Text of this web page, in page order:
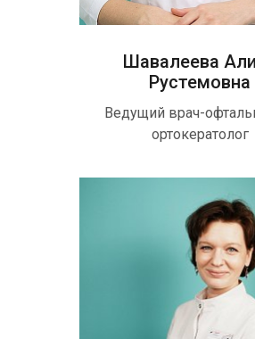
Шавалеева
Рустемовна
Ведущий врач-
ортокератолог